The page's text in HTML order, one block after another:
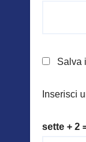
Salva
Inserisci
sette + 2